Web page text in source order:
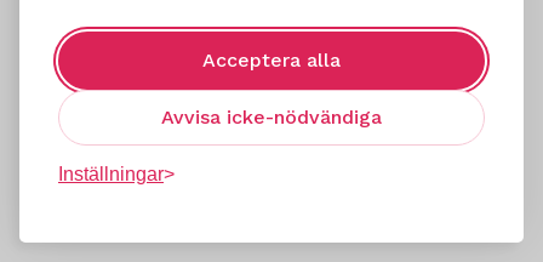
Acceptera alla
Avvisa icke-nödvändiga
Inställningar